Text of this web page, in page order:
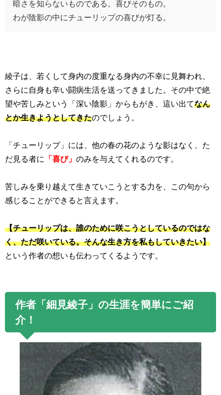
暗さを知らないものである。喜びそのもの。
わが陰影の中にチューリップの喜びが灯る。
綾子は、若くして身内の度重なる身内の不幸に見舞われ、
さらに自身も辛い闘病生活を送ってきました。その中で絶
望や苦しみという「深い陰影」からもがき、這い出てなん
とか生きようとしてきたのでしょう。
「チューリップ」には、他の春の花のような影はなく、た
だ見る者に
「喜び」 のみを与えてくれるのです。
苦しみを乗り越えて生きていこうとする力を、この句から
感じることができると言えます。
【チューリップは、誰のために咲こうとしているのではな
く、ただ咲いている。そんな生き方を私もしていきたい】
という作者の想いも伝わってくるようです。
作者「細見綾子」の生涯を簡単にご紹
介！